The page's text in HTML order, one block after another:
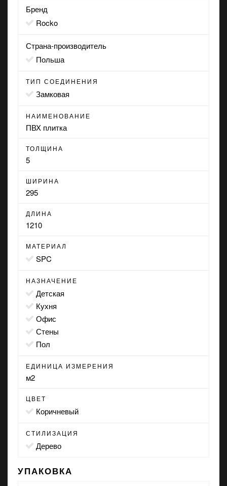
Бренд
Rocko
Страна-производитель
Польша
ТИП СОЕДИНЕНИЯ
замковая
НАИМЕНОВАНИЕ
ПВХ плитка
ТОЛЩИНА
5
ШИРИНА
295
ДЛИНА
1210
МАТЕРИАЛ
SPC
НАЗНАЧЕНИЕ
детская
кухня
офис
стены
пол
ЕДИНИЦА ИЗМЕРЕНИЯ
м2
ЦВЕТ
коричневый
СТИЛИЗАЦИЯ
дерево
УПАКОВКА